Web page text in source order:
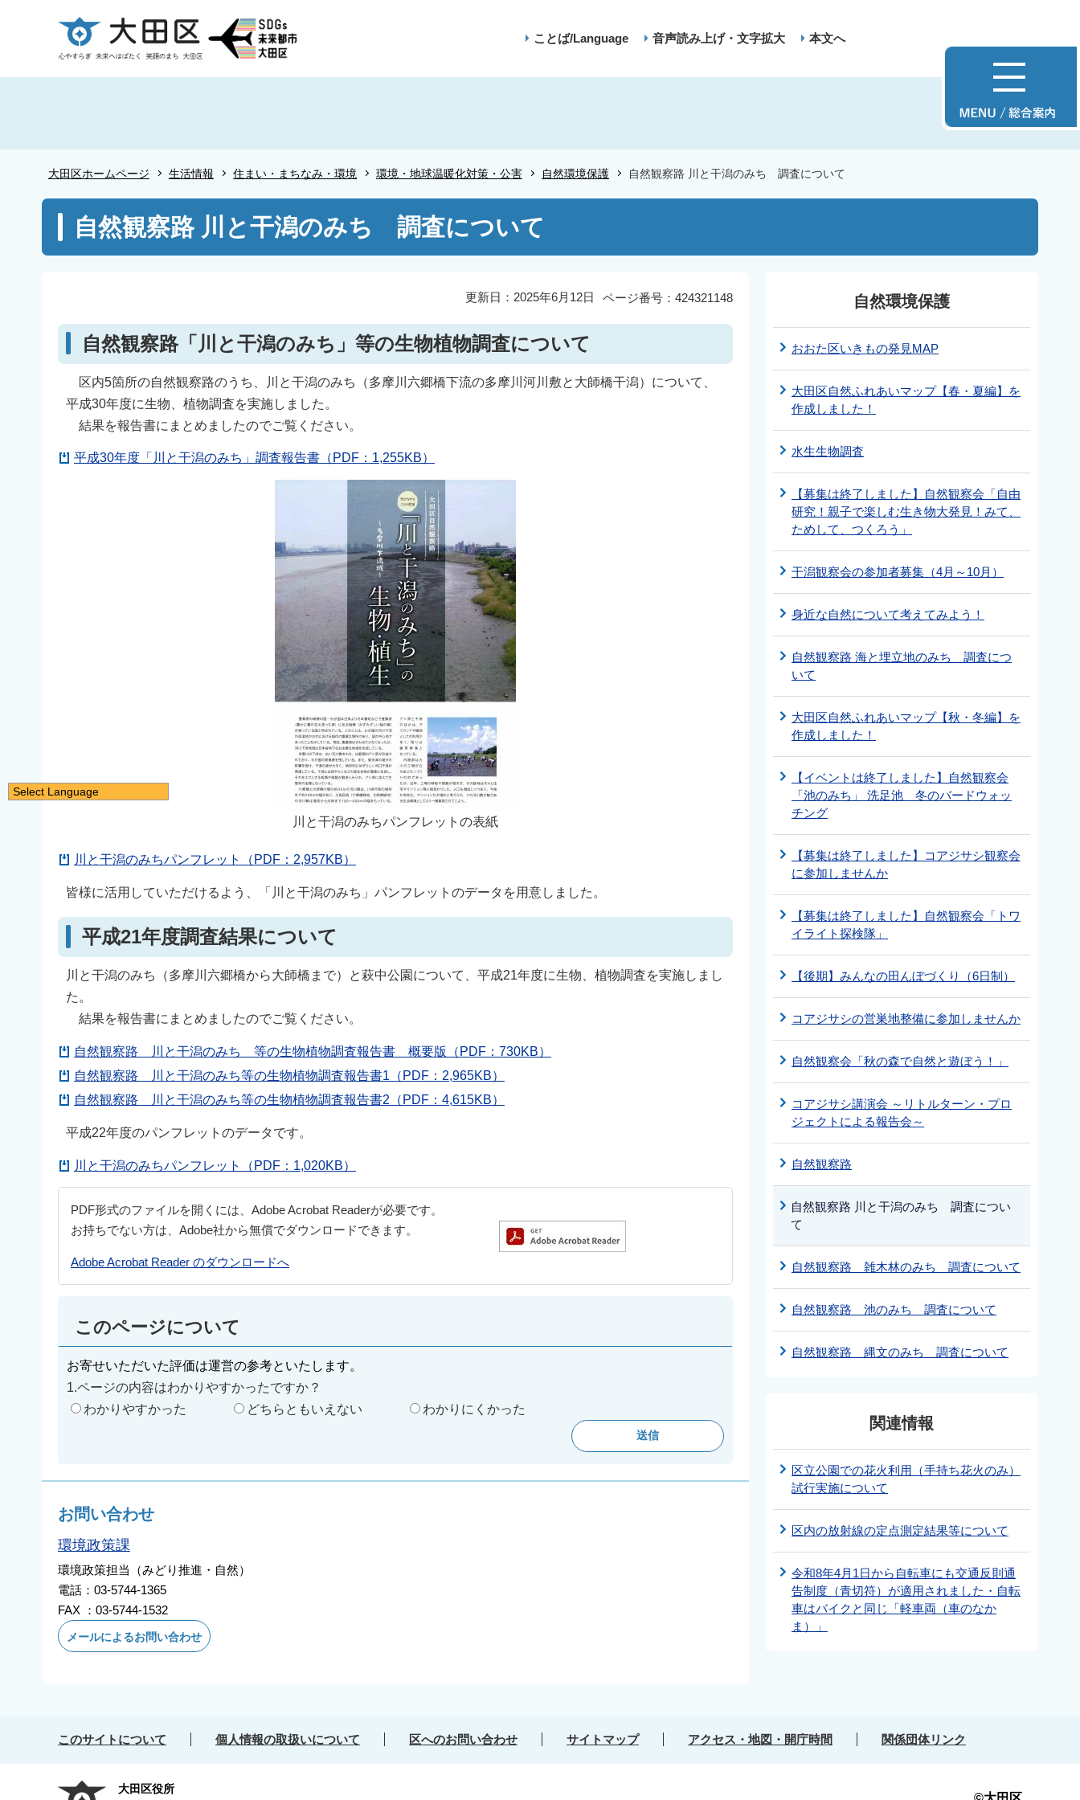
ー
ことば/Language 音声読み上げ・文字拡大 本文へ
大田区ホームページ 生活情報 住まい・まちなみ・環境 環境・地球温暖化対策・公害 自然環境保護 自然観察路 川と干潟のみち 調査について
こ
自然観察路 川と干潟のみち 調査について
ページ番号：424321148
更新日：2025年6月12日
自然観察路「川と干潟のみち」等の生物植物調査について
区内5箇所の自然観察路のうち、川と干潟のみち（多摩川六郷橋下流の多摩川河川敷と大師橋干潟）について、
平成30年度に生物、植物調査を実施しました。
結果を報告書にまとめましたのでご覧ください。
平成30年度「川と干潟のみち」調査報告書（PDF：1,255KB）
川と干潟のみちパンフレットの表紙
川と干潟のみちパンフレット（PDF：2,957KB）
皆様に活用していただけるよう、「川と干潟のみち」パンフレットのデータを用意しました。
平成21年度調査結果について
川と干潟のみち（多摩川六郷橋から大師橋まで）と萩中公園について、平成21年度に生物、植物調査を実施しまし
た。
結果を報告書にまとめましたのでご覧ください。
自然観察路 川と干潟のみち 等の生物植物調査報告書 概要版（PDF：730KB）
自然観察路 川と干潟のみち等の生物植物調査報告書1（PDF：2,965KB）
自然観察路 川と干潟のみち等の生物植物調査報告書2（PDF：4,615KB）
平成22年度のパンフレットのデータです。
川と干潟のみちパンフレット（PDF：1,020KB）
PDF形式のファイルを開くには、Adobe Acrobat Readerが必要です。
お持ちでない方は、Adobe社から無償でダウンロードできます。
Adobe Acrobat Reader のダウンロードへ
このページについて
お寄せいただいた評価は運営の参考といたします。
1.ページの内容はわかりやすかったですか？
わかりやすかった
どちらともいえない わかりにくかった
お問い合わせ
環境政策課
環境政策担当（みどり推進・自然）
電話：03-5744-1365
FAX ：03-5744-1532
メールによるお問い合わせ
自然環境保護
おおた区いきもの発見MAP
大田区自然ふれあいマップ【春・夏編】を
作成しました！
水生生物調査
【募集は終了しました】自然観察会「自由
研究！親子で楽しむ生き物大発見！みて、
ためして、つくろう」
干潟観察会の参加者募集（4月～10月）
身近な自然について考えてみよう！
自然観察路 海と埋立地のみち 調査につ
いて
大田区自然ふれあいマップ【秋・冬編】を
作成しました！
【イベントは終了しました】自然観察会
「池のみち」 洗足池 冬のバードウォッ
チング
【募集は終了しました】コアジサシ観察会
に参加しませんか
【募集は終了しました】自然観察会「トワ
イライト探検隊」
【後期】みんなの田んぼづくり（6日制）
コアジサシの営巣地整備に参加しませんか
自然観察会「秋の森で自然と遊ぼう！」
コアジサシ講演会 ～リトルターン・プロ
ジェクトによる報告会～
自然観察路
自然観察路 川と干潟のみち 調査につい
て
自然観察路 雑木林のみち 調査について
自然観察路 池のみち 調査について
自然観察路 縄文のみち 調査について
関連情報
区立公園での花火利用（手持ち花火のみ）
試行実施について
区内の放射線の定点測定結果等について
令和8年4月1日から自転車にも交通反則通
告制度（青切符）が適用されました・自転
車はバイクと同じ「軽車両（車のなか
ま）」
このサイトについて 個人情報の取扱いについて 区へのお問い合わせ サイトマップ アクセス・地図・開庁時間 関係団体リンク
大田区役所
Select Language
简体中文